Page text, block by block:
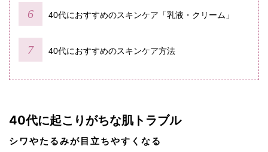
40代におすすめのスキンケア「乳液・クリーム」
40代におすすめのスキンケア方法
40代に起こりがちな肌トラブル
シワやたるみが目立ちやすくなる